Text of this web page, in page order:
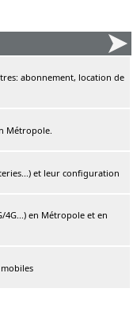
abonnement, location de
Métropole.
et leur configuration
4G...) en Métropole et en